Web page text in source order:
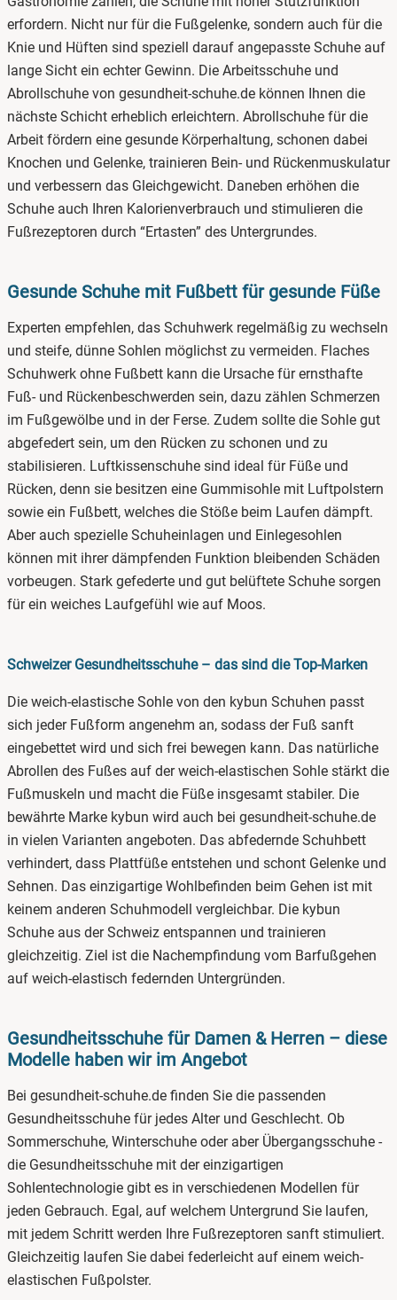
erfordern. Nicht nur für die Fußgelenke, sondern auch für die
Knie und Hüften sind speziell darauf angepasste Schuhe auf
lange Sicht ein echter Gewinn. Die Arbeitsschuhe und
Abrollschuhe von gesundheit-schuhe.de können Ihnen die
nächste Schicht erheblich erleichtern. Abrollschuhe für die
Arbeit fördern eine gesunde Körperhaltung, schonen dabei
Knochen und Gelenke, trainieren Bein- und Rückenmuskulatur
und verbessern das Gleichgewicht. Daneben erhöhen die
Schuhe auch Ihren Kalorienverbrauch und stimulieren die
Fußrezeptoren durch “Ertasten” des Untergrundes.
Gesunde Schuhe mit Fußbett für gesunde Füße
Experten empfehlen, das Schuhwerk regelmäßig zu wechseln
und steife, dünne Sohlen möglichst zu vermeiden. Flaches
Schuhwerk ohne Fußbett kann die Ursache für ernsthafte
Fuß- und Rückenbeschwerden sein, dazu zählen Schmerzen
im Fußgewölbe und in der Ferse. Zudem sollte die Sohle gut
abgefedert sein, um den Rücken zu schonen und zu
stabilisieren. Luftkissenschuhe sind ideal für Füße und
Rücken, denn sie besitzen eine Gummisohle mit Luftpolstern
sowie ein Fußbett, welches die Stöße beim Laufen dämpft.
Aber auch spezielle Schuheinlagen und Einlegesohlen
können mit ihrer dämpfenden Funktion bleibenden Schäden
vorbeugen. Stark gefederte und gut belüftete Schuhe sorgen
für ein weiches Laufgefühl wie auf Moos.
Schweizer Gesundheitsschuhe – das sind die Top-Marken
Die weich-elastische Sohle von den kybun Schuhen passt
sich jeder Fußform angenehm an, sodass der Fuß sanft
eingebettet wird und sich frei bewegen kann. Das natürliche
Abrollen des Fußes auf der weich-elastischen Sohle stärkt die
Fußmuskeln und macht die Füße insgesamt stabiler. Die
bewährte Marke kybun wird auch bei gesundheit-schuhe.de
in vielen Varianten angeboten. Das abfedernde Schuhbett
verhindert, dass Plattfüße entstehen und schont Gelenke und
Sehnen. Das einzigartige Wohlbefinden beim Gehen ist mit
keinem anderen Schuhmodell vergleichbar. Die kybun
Schuhe aus der Schweiz entspannen und trainieren
gleichzeitig. Ziel ist die Nachempfindung vom Barfußgehen
auf weich-elastisch federnden Untergründen.
Gesundheitsschuhe für Damen & Herren – diese
Modelle haben wir im Angebot
Bei gesundheit-schuhe.de finden Sie die passenden
Gesundheitsschuhe für jedes Alter und Geschlecht. Ob
Sommerschuhe, Winterschuhe oder aber Übergangsschuhe -
die Gesundheitsschuhe mit der einzigartigen
Sohlentechnologie gibt es in verschiedenen Modellen für
jeden Gebrauch. Egal, auf welchem Untergrund Sie laufen,
mit jedem Schritt werden Ihre Fußrezeptoren sanft stimuliert.
Gleichzeitig laufen Sie dabei federleicht auf einem weich-
elastischen Fußpolster.